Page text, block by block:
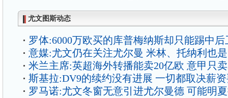
尤文图斯动态
罗体:6000万欧买的库普梅纳斯却只能踢中后
意媒:尤文仍在关注尤尔曼 米林、托纳利也
米兰主席:英超海外转播能卖20亿欧 意甲只
斯基拉:DV9的续约没有进展 一切都取决薪
罗马诺:尤文冬窗无意引进尤尔曼德 可能明